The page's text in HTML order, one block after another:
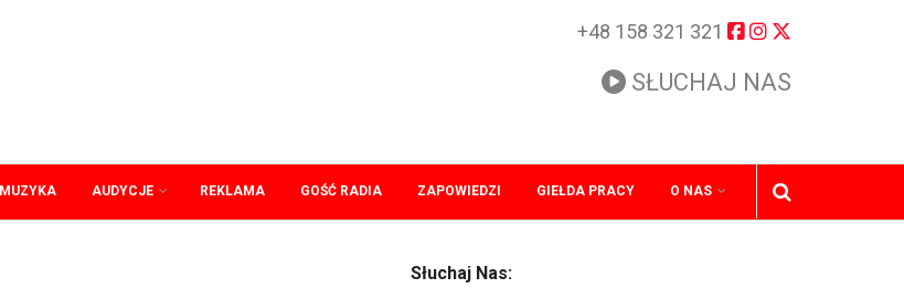
+48 158 321 321
SŁUCHAJ NAS
MUZYKA AUDYCJE REKLAMA GOŚĆ RADIA ZAPOWIEDZI GIEŁDA PRACY O NAS
Słuchaj Nas: